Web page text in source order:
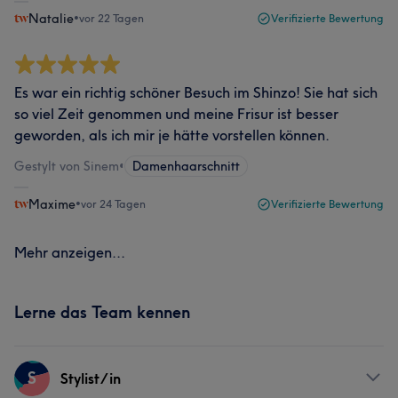
Natalie•vor 22 Tagen Verifizierte Bewertung
Es war ein richtig schöner Besuch im Shinzo! Sie hat sich
so viel Zeit genommen und meine Frisur ist besser
geworden, als ich mir je hätte vorstellen können.
Gestylt von Sinem• Damenhaarschnitt
Maxime•vor 24 Tagen Verifizierte Bewertung
Mehr anzeigen...
Lerne das Team kennen
S Stylist/in